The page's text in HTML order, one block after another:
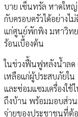
บาย เซ็นทรัล หาดให
กับครอบครัวได้อย่างไ
แก่ศูนย์พักพิง มหาวิทย
ร้อนเบื้องต้น
ในช่วงฟื้นฟูหลังน้ำลด
เหลือแก่ผู้ประสบภัยใน
และซ่อมแซมเครื่องใ
ถึงบ้าน พร้อมมอบส่วน
จ่ายของประชาชนที่ต้